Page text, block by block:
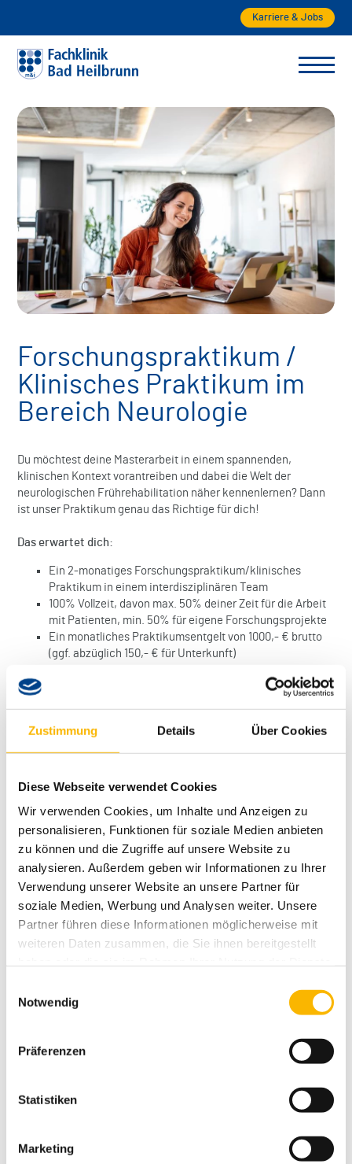
Zustimmung Details Über Cookies
Diese Webseite verwendet Cookies
Wir verwenden Cookies, um Inhalte und Anzeigen zu
personalisieren, Funktionen für soziale Medien anbieten
zu können und die Zugriffe auf unsere Website zu
analysieren. Außerdem geben wir Informationen zu Ihrer
Verwendung unserer Website an unsere Partner für
soziale Medien, Werbung und Analysen weiter. Unsere
Partner führen diese Informationen möglicherweise mit
weiteren Daten zusammen, die Sie ihnen bereitgestellt
Notwendig
Präferenzen
Statistiken
Marketing
Karriere & Jobs
Forschungspraktikum /
Klinisches Praktikum im
Bereich Neurologie
Du möchtest deine Masterarbeit in einem spannenden,
klinischen Kontext vorantreiben und dabei die Welt der
neurologischen Frührehabilitation näher kennenlernen? Dann
ist unser Praktikum genau das Richtige für dich!
Das erwartet dich:
Ein 2-monatiges Forschungspraktikum/klinisches
Praktikum in einem interdisziplinären Team
100% Vollzeit, davon max. 50% deiner Zeit für die Arbeit
mit Patienten, min. 50% für eigene Forschungsprojekte
Ein monatliches Praktikumsentgelt von 1000,- € brutto
(ggf. abzüglich 150,- € für Unterkunft)
Forschungsideen einzubringen
Kennenlernen von FEES, VFS, TK-Management nach
Behandlung von Sprach- und Sprechstörungen
arbeitendes, kollegiales Team
Im Fokus: Arbeiten FÜR und MIT den Patienten
Das bringst du mit:
Begeisterung für neurowissenschaftliche Forschung
Interesse an interdisziplinärem Arbeiten und klinischer
Praxis
Bei uns ist Platz für deine Fragen, deinen Input und deine
Forschungsprojekt wirst du auch Erfahrungen im Bereich der
neurologischen Reha sammeln und dich als Teil unseres Teams
Klingt spannend? Dann melde dich bei uns!